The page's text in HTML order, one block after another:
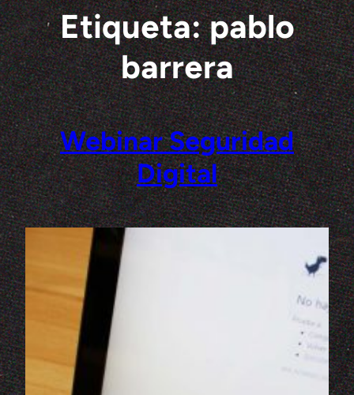
Saltar
al
contenido
Etiqueta:pablo
barrera
Webinar Seguridad
Digital